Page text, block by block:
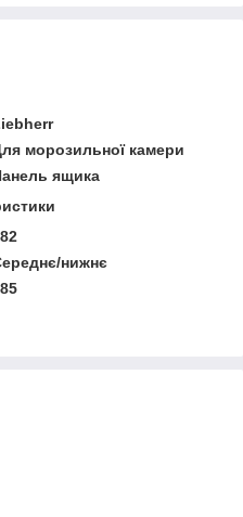
морозильної камери
ящика
нижнє